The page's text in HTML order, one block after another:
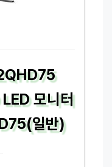
모니터
일반)